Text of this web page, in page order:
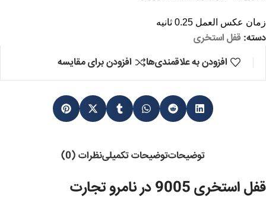
زمان عکس العمل 0.25 ثانیه
دسته: قفل استخری
افزودن به علاقمندی‌ها
افزودن برای مقایسه
توضیحاتتوضیحات تکمیلینظرات (0)
قفل استخری 9005 در نامرو تجارت